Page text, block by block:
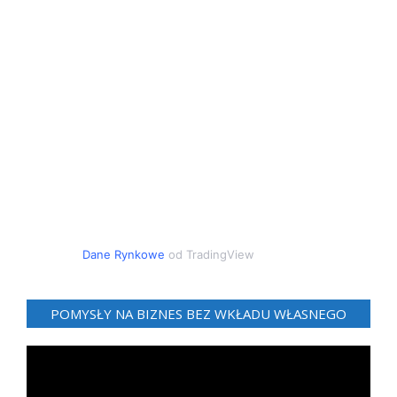
Dane Rynkowe od TradingView
POMYSŁY NA BIZNES BEZ WKŁADU WŁASNEGO